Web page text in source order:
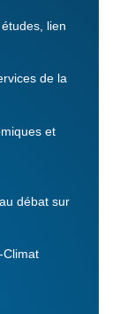
lien
de la
et
débat sur
Climat